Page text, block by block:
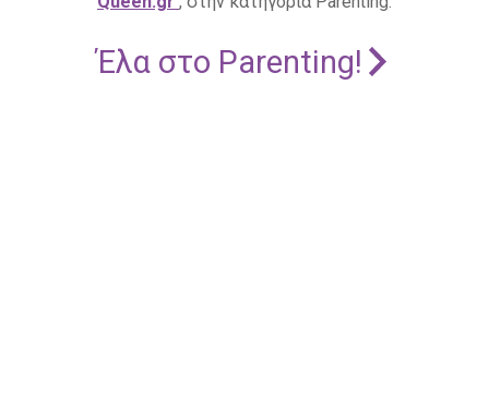
Έλα στο Parenting!